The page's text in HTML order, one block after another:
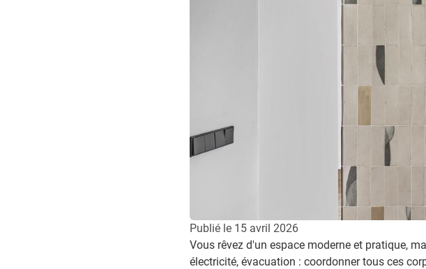
Publié le 15 avril 2026
Vous rêvez d'un espace moderne et pratique,
électricité, évacuation : coordonner tous ces